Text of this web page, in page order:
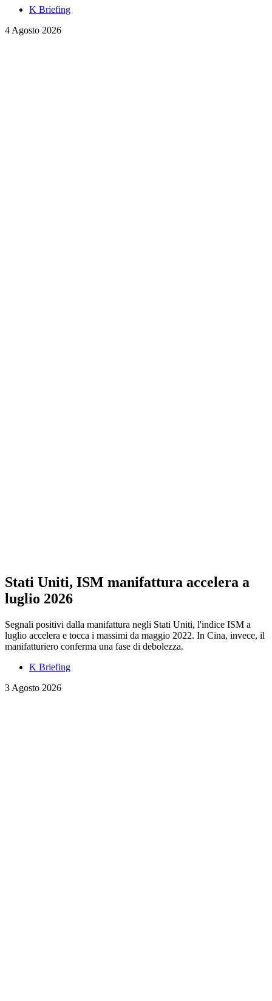
K Briefing
4 Agosto 2026
Stati Uniti, ISM manifattura accelera a
luglio 2026
Segnali positivi dalla manifattura negli Stati Uniti, l'indice ISM a
luglio accelera e tocca i massimi da maggio 2022. In Cina, invece, il
manifatturiero conferma una fase di debolezza.
K Briefing
3 Agosto 2026